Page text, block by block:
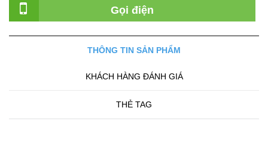
Gọi điện
THÔNG TIN SẢN PHẨM
KHÁCH HÀNG ĐÁNH GIÁ
THẺ TAG